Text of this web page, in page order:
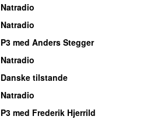
Natradio
Natradio
P3 med Anders Stegger
Natradio
Danske tilstande
Natradio
P3 med Frederik Hjerrild